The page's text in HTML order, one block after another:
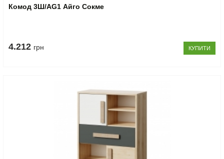
Комод 3Ш/AG1 Айго Сокме
4.212 грн КУПИТИ